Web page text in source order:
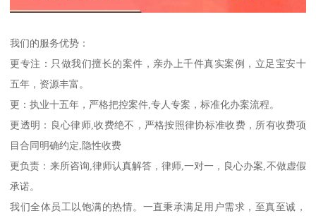
我们的服务优势：
更专注：只做我们擅长的案件，亲办上千件真实案例，立足宝安十
五年，资源丰富。
更：执业十五年，严格把控案件,专人专案，标准化办案流程。
更透明：良心律师,收费绝不，严格按照律协标准收费，所有收费项
目合同明确约定,隐性收费
更负责：来所咨询,律师认真解答，律师,一对一，良心办案,不做虚假
承诺。
我们全体员工以饱满的热情。一直秉承满足用户需求，至真至诚，